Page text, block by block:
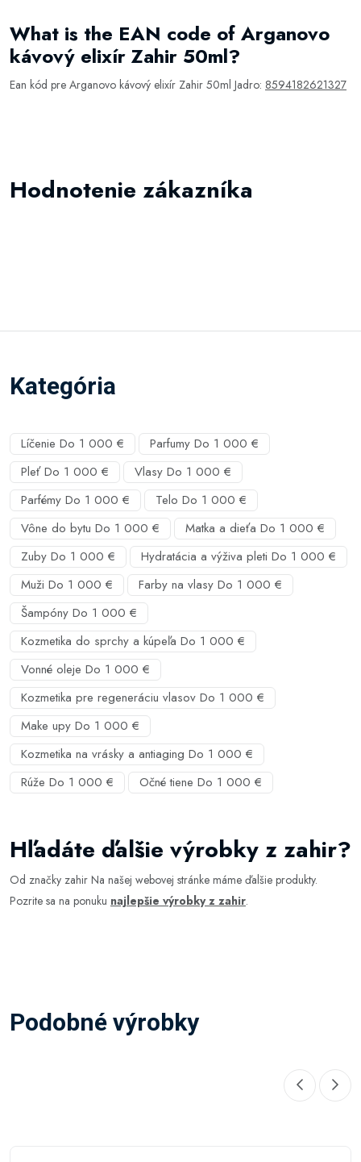
What is the EAN code of Arganovo
kávový elixír Zahir 50ml?
Ean kód pre Arganovo kávový elixír Zahir 50ml Jadro: 8594182621327
Hodnotenie zákazníka
Kategória
Líčenie Do 1 000 €
Parfumy Do 1 000 €
Pleť Do 1 000 €
Vlasy Do 1 000 €
Parfémy Do 1 000 €
Telo Do 1 000 €
Vône do bytu Do 1 000 €
Matka a dieťa Do 1 000 €
Zuby Do 1 000 €
Hydratácia a výživa pleti Do 1 000 €
Muži Do 1 000 €
Farby na vlasy Do 1 000 €
Šampóny Do 1 000 €
Kozmetika do sprchy a kúpeľa Do 1 000 €
Vonné oleje Do 1 000 €
Kozmetika pre regeneráciu vlasov Do 1 000 €
Make upy Do 1 000 €
Kozmetika na vrásky a antiaging Do 1 000 €
Rúže Do 1 000 €
Očné tiene Do 1 000 €
Hľadáte ďalšie výrobky z zahir?
Od značky zahir Na našej webovej stránke máme ďalšie produkty.
Pozrite sa na ponuku najlepšie výrobky z zahir.
Podobné výrobky